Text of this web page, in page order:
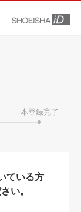
本登録完了
ている方
い。